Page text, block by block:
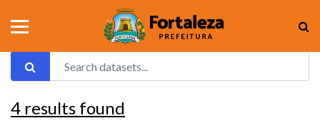
4 results found